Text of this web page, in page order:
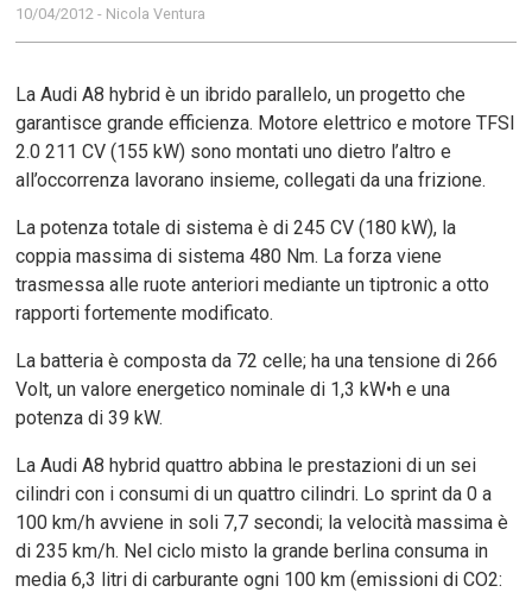
10/04/2012 - Nicola Ventura
La Audi A8 hybrid è un ibrido parallelo, un progetto che
garantisce grande efficienza. Motore elettrico e motore TFSI
2.0 211 CV (155 kW) sono montati uno dietro l’altro e
all’occorrenza lavorano insieme, collegati da una frizione.
La potenza totale di sistema è di 245 CV (180 kW), la
coppia massima di sistema 480 Nm. La forza viene
trasmessa alle ruote anteriori mediante un tiptronic a otto
rapporti fortemente modificato.
La batteria è composta da 72 celle; ha una tensione di 266
Volt, un valore energetico nominale di 1,3 kW•h e una
potenza di 39 kW.
La Audi A8 hybrid quattro abbina le prestazioni di un sei
cilindri con i consumi di un quattro cilindri. Lo sprint da 0 a
100 km/h avviene in soli 7,7 secondi; la velocità massima è
di 235 km/h. Nel ciclo misto la grande berlina consuma in
media 6,3 litri di carburante ogni 100 km (emissioni di CO2: